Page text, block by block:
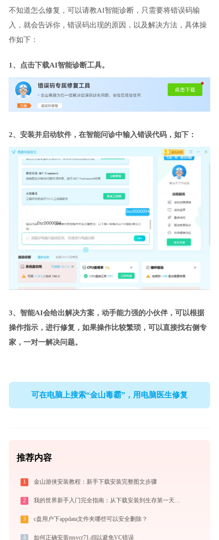
不知道怎么修复，可以请教AI智能诊断，只需要将错误码输
入，就会告诉你，错误码出现的原因，以及解决方法，具体操
作如下：
1、点击下载AI智能诊断工具。
2、安装并启动软件，在智能问诊中输入错误代码，如下：
0xc0000094
0xc0000094
3、智能AI会给出解决方案，动手能力强的小伙伴，可以根据
操作指示，进行修复，如果操作比较繁琐，可以直接找右侧专
家，一对一解决问题。
可在电脑上搜索“金山毒霸”，用电脑医生修复
推荐内容
1 金山游侠安装教程：新手下载安装完整图文步骤
2 我的世界新手入门完全指南：从下载安装到生存第一天，一篇讲透
3 c盘用户下appdata文件夹哪些可以安全删除？
4 如何正确安装msvcr71.dll以避免VC错误